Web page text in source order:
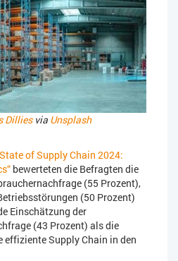
Dilliesvia Unsplash
State of Supply Chain 2024:
bewerteten die Befragten die
(55 Prozent),
(50 Prozent)
Einschätzung der
(43 Prozent) als die
effiziente Supply Chain in den